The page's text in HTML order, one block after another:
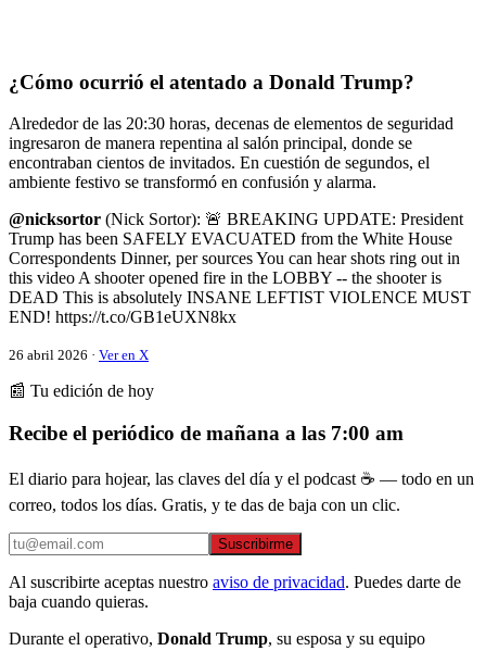
¿Cómo ocurrió el atentado a Donald Trump?
Alrededor de las 20:30 horas, decenas de elementos de seguridad
ingresaron de manera repentina al salón principal, donde se
encontraban cientos de invitados. En cuestión de segundos, el
ambiente festivo se transformó en confusión y alarma.
@nicksortor (Nick Sortor): 🚨 BREAKING UPDATE: President
Trump has been SAFELY EVACUATED from the White House
Correspondents Dinner, per sources You can hear shots ring out in
this video A shooter opened fire in the LOBBY -- the shooter is
DEAD This is absolutely INSANE LEFTIST VIOLENCE MUST
END! https://t.co/GB1eUXN8kx
26 abril 2026 · Ver en X
📰 Tu edición de hoy
Recibe el periódico de mañana a las 7:00 am
El diario para hojear, las claves del día y el podcast ☕ — todo en un
correo, todos los días. Gratis, y te das de baja con un clic.
Suscribirme
Al suscribirte aceptas nuestro aviso de privacidad. Puedes darte de
baja cuando quieras.
Durante el operativo, Donald Trump, su esposa y su equipo